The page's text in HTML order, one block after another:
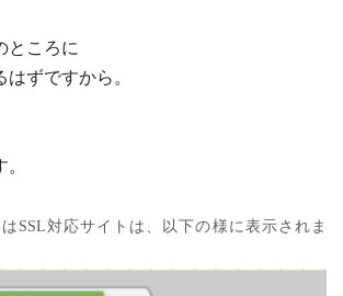
ところに
ずですから。
はSSL対応サイトは、以下の様に表示されま